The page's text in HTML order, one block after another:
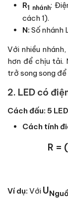
R1 nhánh:
cách 1).
N: Số nhánh
Với nhiều
hơn để chịu tải.
trở song song
2. LED có
Cách đấu: 5
Cách tính
R =
Ví dụ: Với U